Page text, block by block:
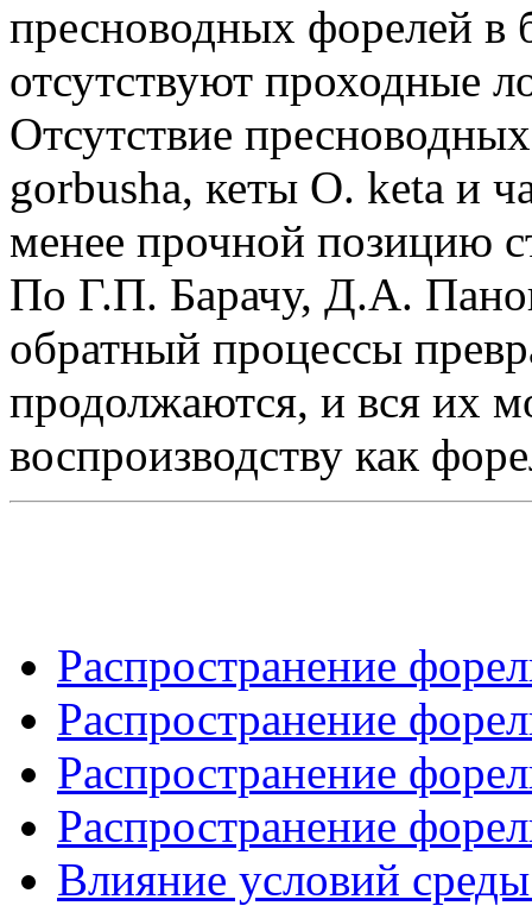
пресноводных форелей в
отсутствуют проходные
Отсутствие
gorbusha, кеты О. keta и
менее прочной позицию
По Г.П. Барачу, Д.А.
обратный процессы
продолжаются, и вся их
воспроизводству как
Распространение
Распространение
Распространение
Распространение
Влияние условий